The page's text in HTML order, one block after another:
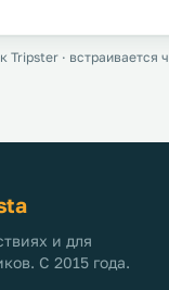
Tripster · встраивается
и для
С 2015 года.